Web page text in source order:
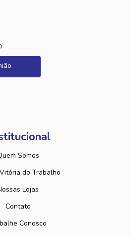
Somos
do Trabalho
Lojas
Contato
Conosco